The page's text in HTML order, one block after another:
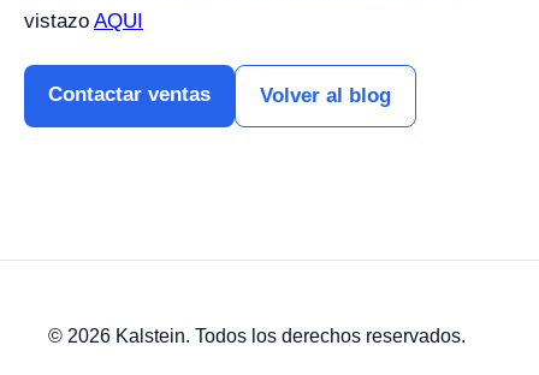
vistazo AQUI
Contactar ventas Volver al blog
© 2026 Kalstein. Todos los derechos reservados.